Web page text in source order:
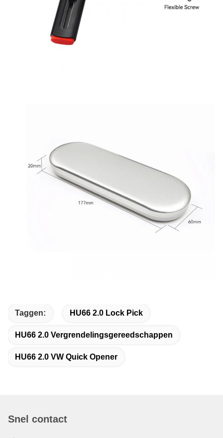
Taggen: HU66 2.0 Lock Pick
HU66 2.0 Vergrendelingsgereedschappen
HU66 2.0 VW Quick Opener
Snel contact